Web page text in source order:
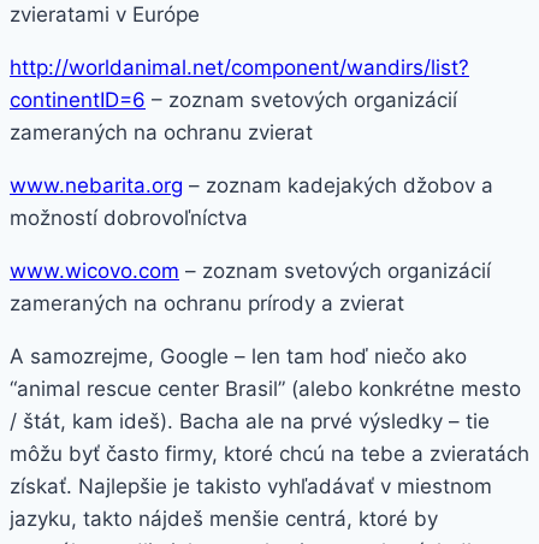
zvieratami v Európe
http://worldanimal.net/component/wandirs/list?
continentID=6 – zoznam svetových organizácií
zameraných na ochranu zvierat
www.nebarita.org – zoznam kadejakých džobov a
možností dobrovoľníctva
www.wicovo.com – zoznam svetových organizácií
zameraných na ochranu prírody a zvierat
A samozrejme, Google – len tam hoď niečo ako
“animal rescue center Brasil” (alebo konkrétne mesto
/ štát, kam ideš). Bacha ale na prvé výsledky – tie
môžu byť často firmy, ktoré chcú na tebe a zvieratách
získať. Najlepšie je takisto vyhľadávať v miestnom
jazyku, takto nájdeš menšie centrá, ktoré by